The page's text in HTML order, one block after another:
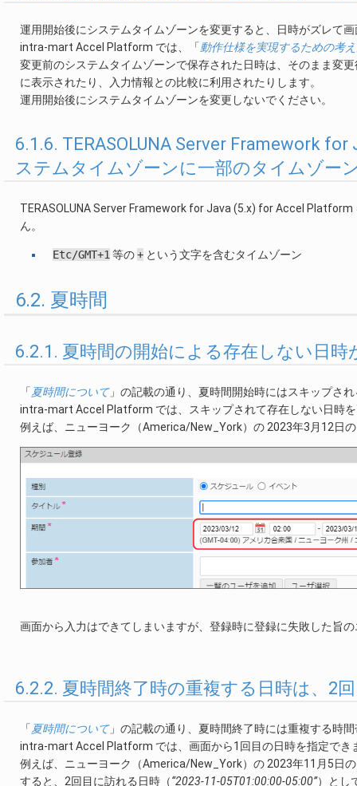
運用開始後にシステムタイムゾーンを変更すると、日時がズレて
intra-mart Accel Platform では、「動作仕様を実現するための考
変更前のシステムタイムゾーンで保存された日時は、そのまま変
に表示されたり、入力情報との比較に利用されたりします。
運用開始後にシステムタイムゾーンを変更しないでください。
6.1.6. TERASOLUNA Server Framework
ステムタイムゾーンに一部のタイムゾー
TERASOLUNA Server Framework for Java (5.x) for Accel
ん。
Etc/GMT+1 等の+という文字を含むタイムゾーン
6.2. 夏時間
6.2.1. 夏時間の開始による存在しない日
「夏時間について」の記載の通り、夏時間開始時にはスキップさ
intra-mart Accel Platform では、スキップされて存在しない日時
例えば、ニューヨーク（America/New_York）の 2023年3月12日
画面から入力はできてしまいますが、登録時に登録に失敗した旨
6.2.2. 夏時間終了時の重複する日時は、2
「夏時間について」の記載の通り、夏時間終了時には重複する時
intra-mart Accel Platform では、画面から1回目の日時を指定でき
例えば、ニューヨーク（America/New_York）の 2023年11月5日
すると、2回目に訪れる日時（“2023-11-05T01:00:00-05:00”）とし